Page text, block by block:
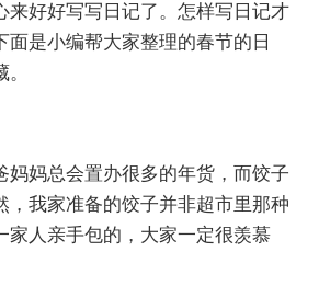
来好好写写日记了。怎样写日记才
面是小编帮大家整理的春节的日
妈妈总会置办很多的年货，而饺子
，我家准备的饺子并非超市里那种
家人亲手包的，大家一定很羡慕